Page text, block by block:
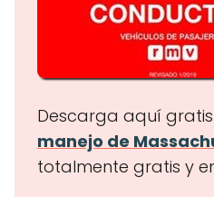
Descarga aquí
manejo de
totalmente gratis y en